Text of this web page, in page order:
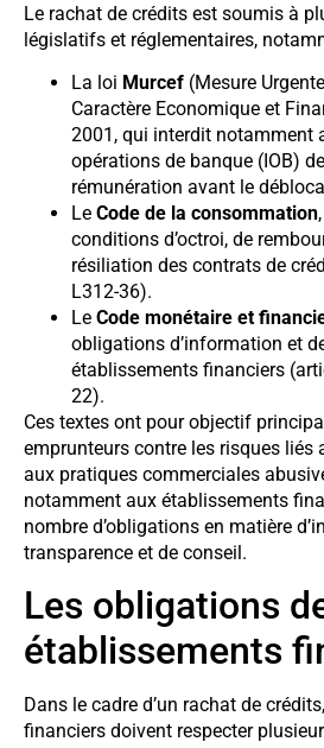
Le rachat de crédits est soumis à
législatifs et réglementaires,
La loi Murcef (Mesure
Caractère Economique et
2001, qui interdit notamment
opérations de banque (IOB)
rémunération avant le
Le Code de la consommation
conditions d’octroi, de
résiliation des contrats de
L312-36).
Le Code monétaire et
obligations d’information et
établissements financiers
22).
Ces textes ont pour objectif
emprunteurs contre les risques liés
aux pratiques commerciales
notamment aux établissements
nombre d’obligations en matière
transparence et de conseil.
Les obligations
établissements
Dans le cadre d’un rachat de
financiers doivent respecter